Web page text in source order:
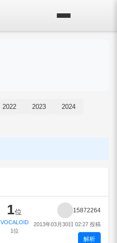
2022 2023 2024
1位
VOCALOID
1位
15872264
2013年03月30日 02:27 投稿
解析